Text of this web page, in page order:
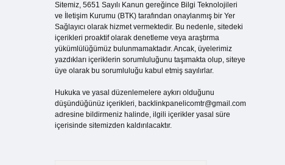
Sitemiz, 5651 Sayılı Kanun gereğince Bilgi Teknolojileri
ve İletişim Kurumu (BTK) tarafından onaylanmış bir Yer
Sağlayıcı olarak hizmet vermektedir. Bu nedenle, sitedeki
içerikleri proaktif olarak denetleme veya araştırma
yükümlülüğümüz bulunmamaktadır. Ancak, üyelerimiz
yazdıkları içeriklerin sorumluluğunu taşımakta olup, siteye
üye olarak bu sorumluluğu kabul etmiş sayılırlar.
Hukuka ve yasal düzenlemelere aykırı olduğunu
düşündüğünüz içerikleri, backlinkpanelicomtr@gmail.com
adresine bildirmeniz halinde, ilgili içerikler yasal süre
içerisinde sitemizden kaldırılacaktır.